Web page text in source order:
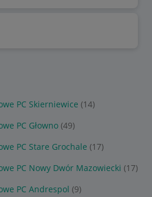
PC Skierniewice (14)
PC Głowno (49)
PC Stare Grochale (17)
PC Nowy Dwór Mazowiecki (17)
PC Andrespol (9)